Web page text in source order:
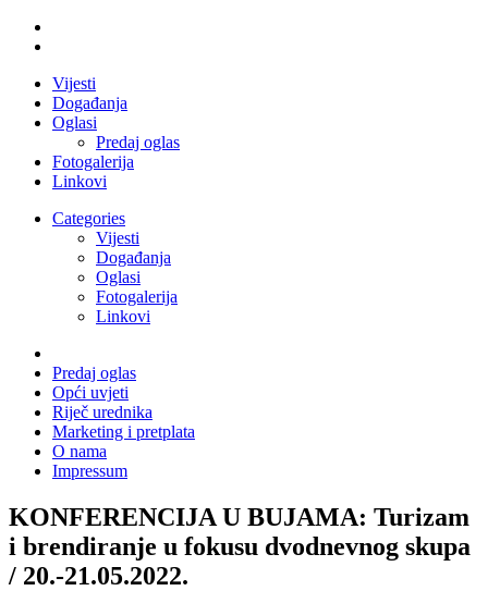
Vijesti
Događanja
Oglasi
Predaj oglas
Fotogalerija
Linkovi
Categories
Vijesti
Događanja
Oglasi
Fotogalerija
Linkovi
Predaj oglas
Opći uvjeti
Riječ urednika
Marketing i pretplata
O nama
Impressum
KONFERENCIJA U BUJAMA: Turizam
i brendiranje u fokusu dvodnevnog skupa
/ 20.-21.05.2022.